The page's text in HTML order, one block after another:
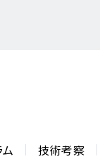
技術考察